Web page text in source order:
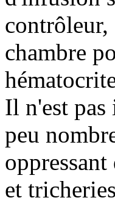
contrôleur,
chambre
Il n'est pas
peu
et